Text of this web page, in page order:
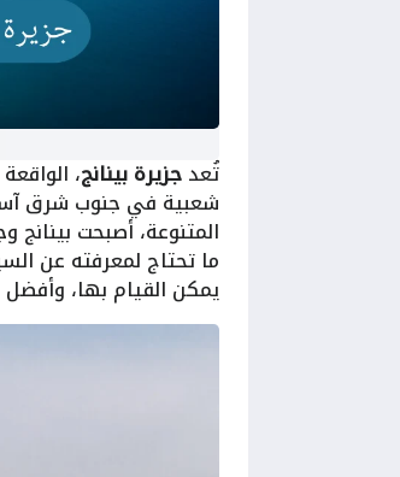
تُعدجزيرة بينانج،
شعبية في جنوب شرق
المتنوعة، أصبحت
ما تحتاج لمعرفته عن
يمكن القيام بها، وأفضل